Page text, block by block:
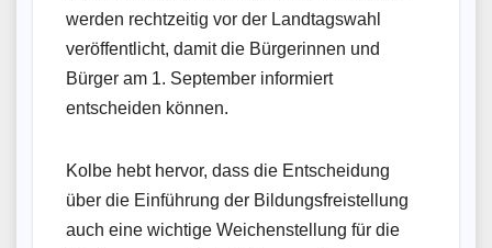
werden rechtzeitig vor der Landtagswahl
veröffentlicht, damit die Bürgerinnen und
Bürger am 1. September informiert
entscheiden können.
Kolbe hebt hervor, dass die Entscheidung
über die Einführung der Bildungsfreistellung
auch eine wichtige Weichenstellung für die